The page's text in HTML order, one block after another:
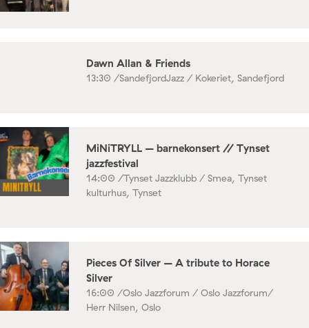
Dawn Allan & Friends
13:30 /SandefjordJazz / Kokeriet, Sandefjord
MiNiTRYLL – barnekonsert // Tynset
jazzfestival
14:00 /Tynset Jazzklubb / Smea, Tynset
kulturhus, Tynset
Pieces Of Silver – A tribute to Horace
Silver
16:00 /Oslo Jazzforum / Oslo Jazzforum/
Herr Nilsen, Oslo